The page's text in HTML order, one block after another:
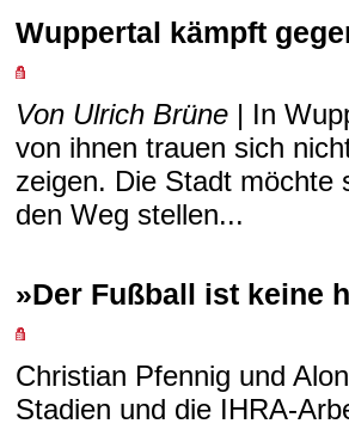
Wuppertal kämpft
Von Ulrich Brüne | In
von ihnen trauen sich
zeigen. Die Stadt möchte
den Weg stellen...
»Der Fußball ist keine
Christian Pfennig und
Stadien und die IHRA-